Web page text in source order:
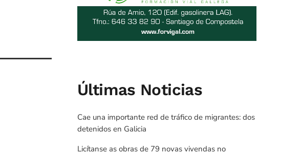
Últimas Noticias
Cae una importante red de tráfico de migrantes: dos
detenidos en Galicia
Licítanse as obras de 79 novas vivendas no